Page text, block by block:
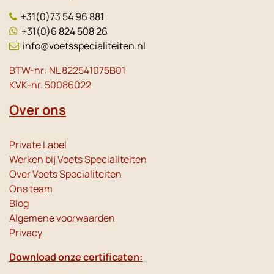
+31(0)73 54 96 881
+31(0)6 824 508 26
info@voetsspecialiteiten.nl
BTW-nr: NL 822541075B01
KVK-nr. 50086022
Over ons
Private Label
Werken bij Voets Specialiteiten
Over Voets Specialiteiten
Ons team
Blog
Algemene voorwaarden
Privacy
Download onze certificaten: